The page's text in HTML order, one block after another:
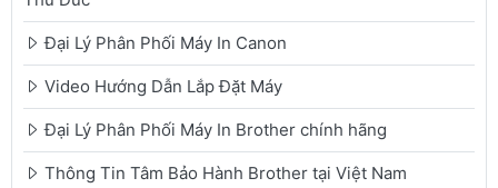
Đại Lý Phân Phối Máy In Canon
Video Hướng Dẫn Lắp Đặt Máy
Đại Lý Phân Phối Máy In Brother chính hãng
Thông Tin Tâm Bảo Hành Brother tại Việt Nam